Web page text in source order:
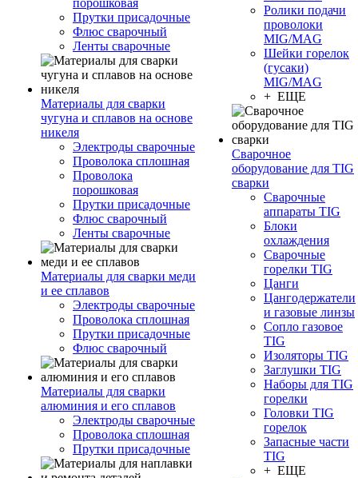
порошковая
Прутки присадочные
Флюс сварочный
Ленты сварочные
Материалы для сварки
чугуна и сплавов на основе
никеля
Электроды сварочные
Проволока сплошная
Проволока
порошковая
Прутки присадочные
Флюс сварочный
Ленты сварочные
Материалы для сварки меди
и ее сплавов
Электроды сварочные
Проволока сплошная
Прутки присадочные
Флюс сварочный
Материалы для сварки
алюминия и его сплавов
Электроды сварочные
Проволока сплошная
Прутки присадочные
Ролики подачи
проволоки
MIG/MAG
Шейки горелок
(гусаки)
MIG/MAG
+ ЕЩЕ
Сварочное
оборудование для TIG
сварки
Сварочные
аппараты TIG
Блоки
охлаждения
Сварочные
горелки TIG
Цанги
Цангодержатели
и газовые линзы
Сопло газовое
TIG
Изоляторы TIG
Заглушки TIG
Наборы для TIG
горелки
Головки TIG
горелок
Запасные части
TIG
+ ЕЩЕ